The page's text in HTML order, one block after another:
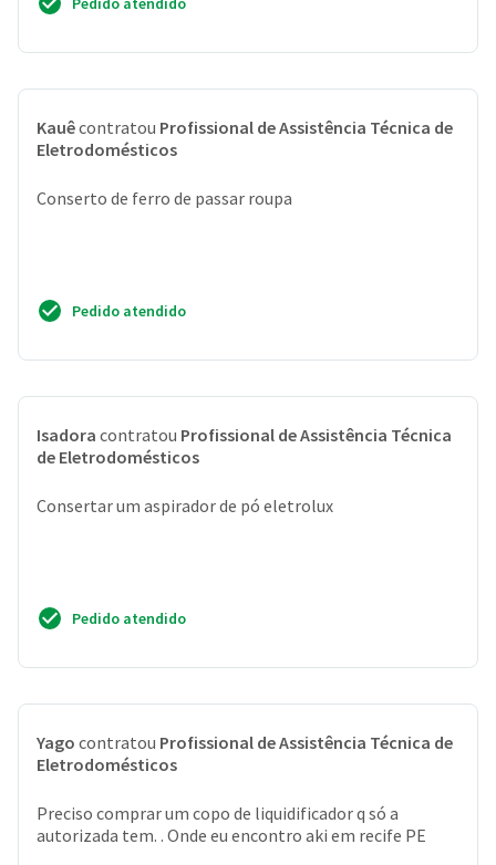
Kauêcontratou Profissional de Assistência Técnica de
Eletrodomésticos
Conserto de ferro de passar roupa
Pedido atendido
Isadora contratou Profissional de Assistência Técnica
de Eletrodomésticos
Consertar um aspirador de pó eletrolux
Pedido atendido
Yago contratou Profissional de Assistência Técnica de
Eletrodomésticos
Preciso comprar um copo de liquidificador q só a
autorizada tem. . Onde eu encontro aki em recife PE